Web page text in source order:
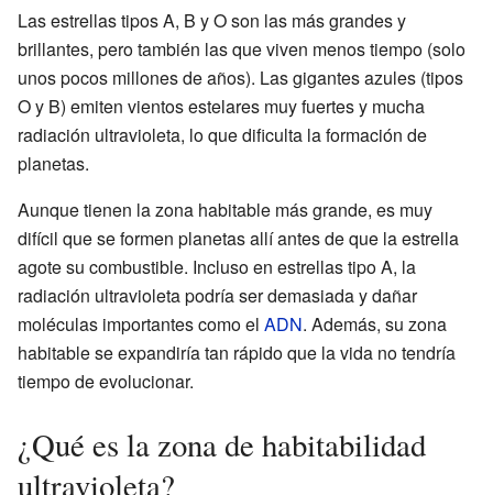
Las estrellas tipos A, B y O son las más grandes y
brillantes, pero también las que viven menos tiempo (solo
unos pocos millones de años). Las gigantes azules (tipos
O y B) emiten vientos estelares muy fuertes y mucha
radiación ultravioleta, lo que dificulta la formación de
planetas.
Aunque tienen la zona habitable más grande, es muy
difícil que se formen planetas allí antes de que la estrella
agote su combustible. Incluso en estrellas tipo A, la
radiación ultravioleta podría ser demasiada y dañar
moléculas importantes como el ADN. Además, su zona
habitable se expandiría tan rápido que la vida no tendría
tiempo de evolucionar.
¿Qué es la zona de habitabilidad
ultravioleta?